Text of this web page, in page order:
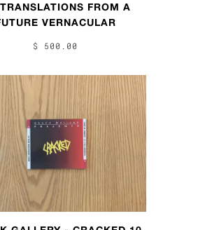
FROM A
VERNACULAR
$ 500.00